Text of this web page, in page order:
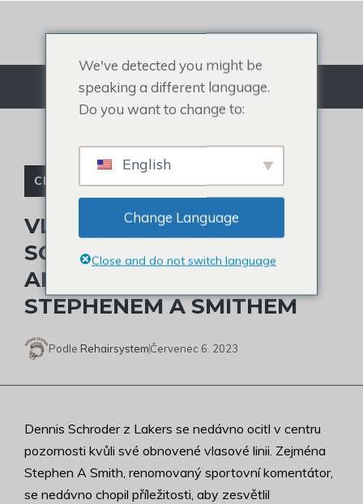
Jídelní lístek
CELEBRITY TOUPEE
VLASOVÁ LINIE DENNISE
SCHRODERA OBNOVENA,
ALE KLAUNOVÁNA
STEPHENEM A SMITHEM
Podle RehairsystemČervenec 6. 2023
Dennis Schroder z Lakers se nedávno ocitl v centru
pozornosti kvůli své obnovené vlasové linii. Zejména
Stephen A Smith, renomovaný sportovní komentátor,
se nedávno chopil příležitosti, aby zesvětlil
We've detected you might be
speaking a different language.
Do you want to change to:
English
Change Language
Close and do not switch language